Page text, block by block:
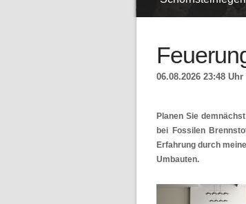
06.08.2026 23:48 Uhr
Planen Sie
bei Fossilen
Erfahrung durch
Umbauten.